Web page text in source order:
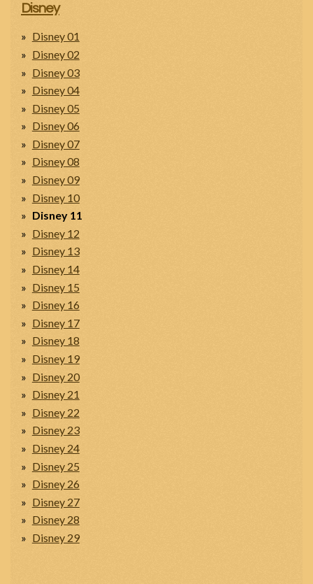
Disney
Disney 01
Disney 02
Disney 03
Disney 04
Disney 05
Disney 06
Disney 07
Disney 08
Disney 09
Disney 10
Disney 11
Disney 12
Disney 13
Disney 14
Disney 15
Disney 16
Disney 17
Disney 18
Disney 19
Disney 20
Disney 21
Disney 22
Disney 23
Disney 24
Disney 25
Disney 26
Disney 27
Disney 28
Disney 29